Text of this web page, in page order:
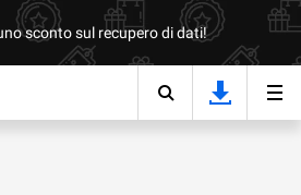
sconto sul recupero di dati!